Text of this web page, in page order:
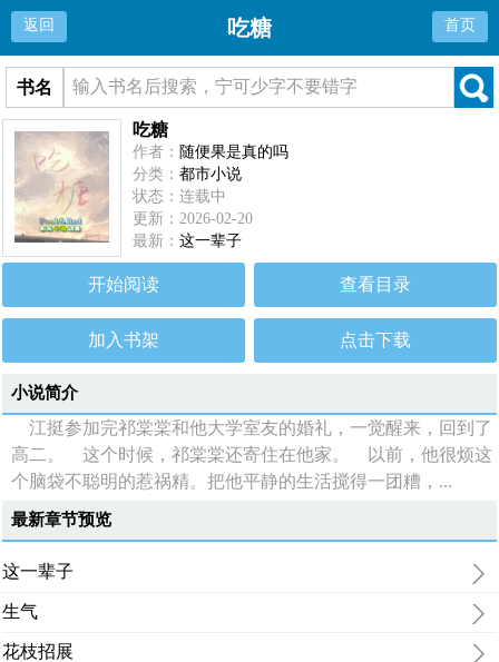
返回 吃糖 首页
书名
吃糖
作者： 随便果是真的吗
分类：都市小说
状态：连载中
更新：2026-02-20
最新：这一辈子
开始阅读 查看目录
加入书架 点击下载
小说简介
江挺参加完祁棠棠和他大学室友的婚礼，一觉醒来，回到了
高二。 这个时候，祁棠棠还寄住在他家。 以前，他很烦这
个脑袋不聪明的惹祸精。把他平静的生活搅得一团糟，...
最新章节预览
这一辈子
生气
花枝招展